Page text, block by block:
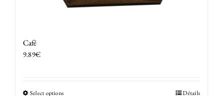
Café
9.89€
Select options Détails